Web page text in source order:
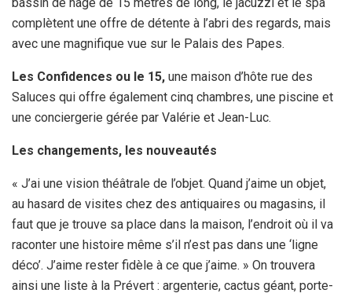
complètent une offre de détente à l’abri des regards, mais
avec une magnifique vue sur le Palais des Papes.
Les Confidences ou le 15, une maison d’hôte rue des
Saluces qui offre également cinq chambres, une piscine et
une conciergerie gérée par Valérie et Jean-Luc.
Les changements, les nouveautés
« J’ai une vision théâtrale de l’objet. Quand j’aime un objet,
au hasard de visites chez des antiquaires ou magasins, il
faut que je trouve sa place dans la maison, l’endroit où il va
raconter une histoire même s’il n’est pas dans une ‘ligne
déco’. J’aime rester fidèle à ce que j’aime. » On trouvera
ainsi une liste à la Prévert : argenterie, cactus géant, porte-